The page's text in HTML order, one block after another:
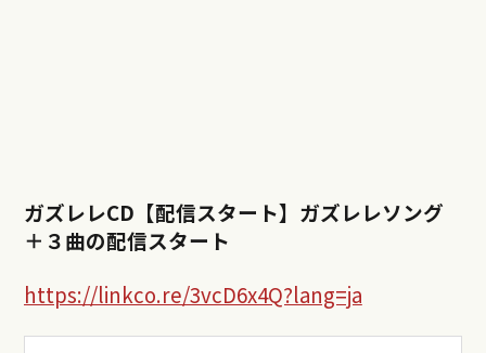
ガズレレCD【配信スタート】ガズレレソング
＋３曲の配信スタート
https://linkco.re/3vcD6x4Q?lang=ja